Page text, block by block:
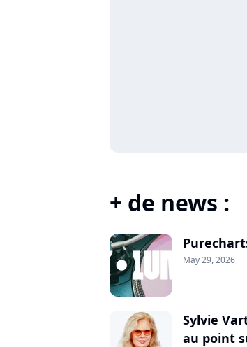
+ de news :
May 29, 2026
Sylvie
au point